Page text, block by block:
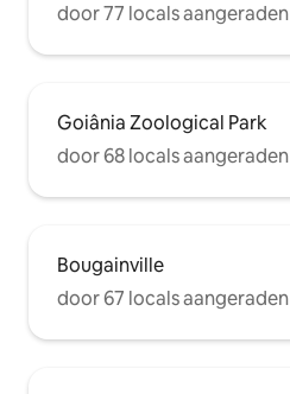
door 77 locals aangeraden
Goiânia Zoological Park
door 68 locals aangeraden
Bougainville
door 67 locals aangeraden